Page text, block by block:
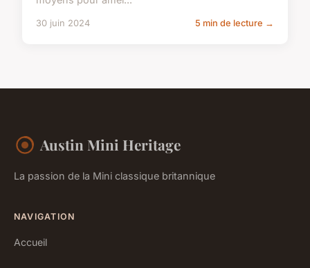
30 juin 2024 5 min de lecture →
Austin Mini Heritage
La passion de la Mini classique britannique
NAVIGATION
Accueil